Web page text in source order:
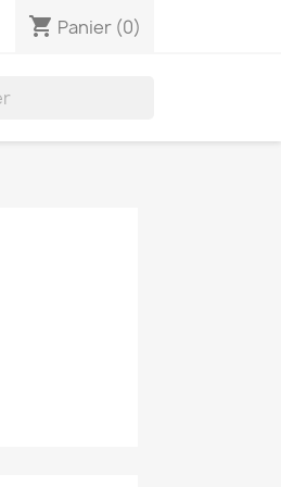
shopping_cart Panier (0)